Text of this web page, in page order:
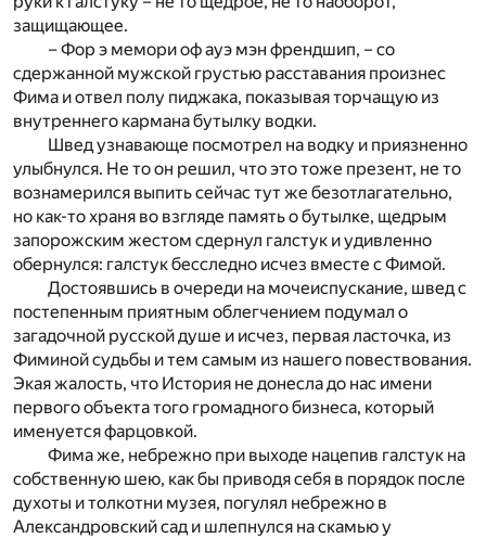
защищающее.
– Фор э мемори оф ауэ мэн френдшип, – со
сдержанной мужской грустью расставания произнес
Фима и отвел полу пиджака, показывая торчащую из
внутреннего кармана бутылку водки.
Швед узнавающе посмотрел на водку и приязненно
улыбнулся. Не то он решил, что это тоже презент, не то
вознамерился выпить сейчас тут же безотлагательно,
но как-то храня во взгляде память о бутылке, щедрым
запорожским жестом сдернул галстук и удивленно
обернулся: галстук бесследно исчез вместе с Фимой.
Достоявшись в очереди на мочеиспускание, швед с
постепенным приятным облегчением подумал о
загадочной русской душе и исчез, первая ласточка, из
Фиминой судьбы и тем самым из нашего повествования.
Экая жалость, что История не донесла до нас имени
первого объекта того громадного бизнеса, который
именуется фарцовкой.
Фима же, небрежно при выходе нацепив галстук на
собственную шею, как бы приводя себя в порядок после
духоты и толкотни музея, погулял небрежно в
Александровский сад и шлепнулся на скамью у